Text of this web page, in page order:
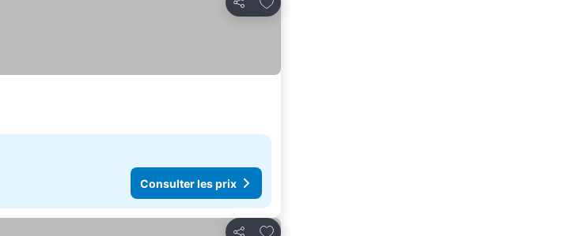
Partager
Consulter les prix
Ajouter à mes favoris